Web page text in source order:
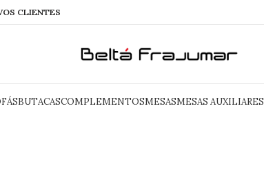
CLIENTES
BUTACASCOMPLEMENTOSMESASMESAS AUXILIARES